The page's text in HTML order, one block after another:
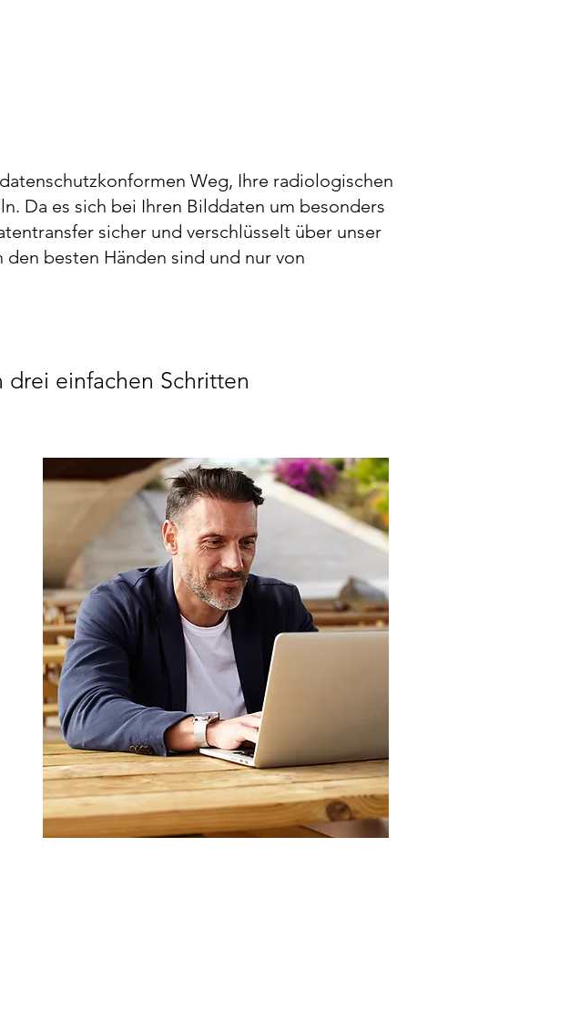
Weg, Ihre radiologischen
Da es sich bei Ihren Bilddaten um besonders
sicher und verschlüsselt über unser
besten Händen sind und nur von
einfachen Schritten